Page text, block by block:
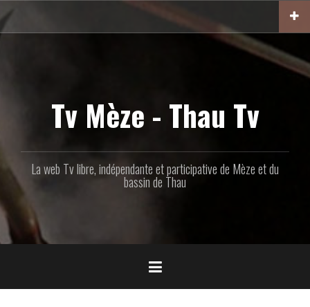
au
contenu
Tv Mèze - Thau Tv
La web Tv libre, indépendante et participative de Mèze et du
bassin de Thau